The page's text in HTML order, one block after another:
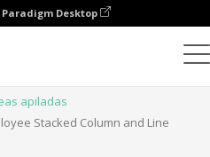
Desktop
apiladas
Stacked Column and Line